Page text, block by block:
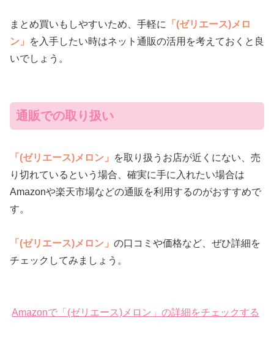
まとめ買いもしやすいため、手軽に
「(ゼリエース)メロ
ン」
を入手したい時はネット通販の活用を考えておくと良
いでしょう。
通販での取り扱い
「(ゼリエース)メロン」
を取り扱うお店が近くにない、売
り切れているという場合、確実に手に入れたい場合は
Amazonや楽天市場などの通販を利用するのがおすすめで
す。
「(ゼリエース)メロン」 の口コミや価格など、ぜひ詳細を
チェックしてみましょう。
Amazonで「(ゼリエース)メロン」の詳細をチェックする